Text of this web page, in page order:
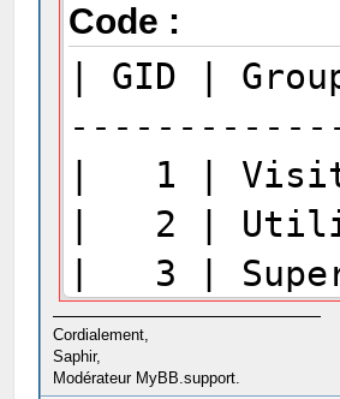
Code :
|
| 1 |
| 2 |
| 3 |
| 4 |
| 5 | En
Cordialement,
Saphir,
Modérateur MyBB.support.